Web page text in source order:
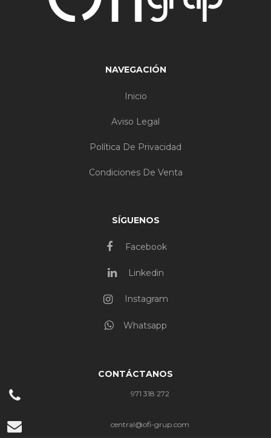
NAVEGACIÓN
Inicio
Aviso Legal
Política De Privacidad
Condiciones De Venta
SÍGUENOS
Facebook
Linkedin
Instagram
Whatsapp
CONTÁCTANOS
971 318 272
central@ofi-grup.com